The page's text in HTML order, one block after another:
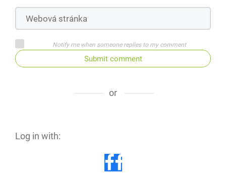
Notify me when someone replies to my comment
Submit comment
or
Log in with: